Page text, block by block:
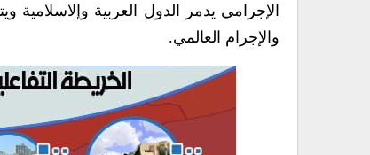
الإجرامي يدمر الدول العربية
والإجرام العالمي.